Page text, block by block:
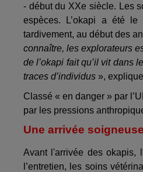
- début du XXe siècle. Les
espèces. L’okapi a été le
tardivement, au début des
connaître, les explorateurs
de l’okapi fait qu’il vit dans
traces d’individus »,
Classé « en danger » par
par les pressions
Une arrivée
Avant l'arrivée des okapis,
l’entretien, les soins